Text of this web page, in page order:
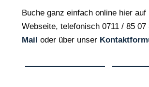
Buche ganz einfach online hier auf
Webseite, telefonisch 0711 / 85 07
Mail oder über unser